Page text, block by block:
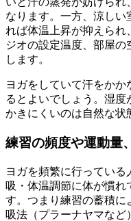
なります。一方、涼しい
れば体温上昇が抑えられ
ジオの設定温度、部屋
します。
ヨガをしていて汗をか
るとよいでしょう。湿
かきにくいのは自然な状
練習の頻度や運動量
ヨガを頻繁に行ってい
吸・体温調節に体が慣れ
す。つまり練習の蓄積に
吸法（プラーナヤマな